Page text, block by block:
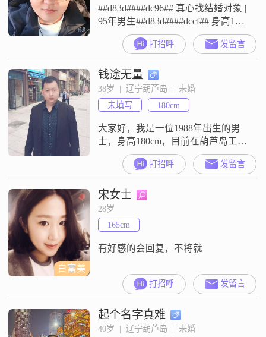
摄像，觉得通过镜头能捕捉到很多
美好的
##d83d####dc96## 真心找结婚对象 |
95年男生##d83d####dccf## 身高175 |
体重65##d83d####dcb0## 月入5-8k |
有房有车##d83c####dfe0## 原生家
庭 | 性格开朗阳光##2728## 生活规
律自律 | 圈子干净简单希望能遇到同
样热爱生活##30
打招呼 发留言
钱途无量
38岁  |  辽宁葫芦岛  |  未婚
未填写
180cm
大家好，我是一位1988年出生的男
士，身高180cm，目前在葫芦岛工
作，月收入在8001到12000元之间，
学历是大专。我性格随和，容易相
处，对待他人总是真诚相待，也非
常注重相互尊重和情绪稳定。在生
活中，我特别注重健康养生，喜欢
通过登山徒步来锻炼身体，这也让
我保持了良好的身体状态和精神状
态。我非常看重家庭，认为家庭是
打招呼 发留言
白富美
宋女士
28岁
165cm
有好感的会回复，不将就
打招呼 发留言
起个名字真难
40岁  |  辽宁葫芦岛  |  未婚